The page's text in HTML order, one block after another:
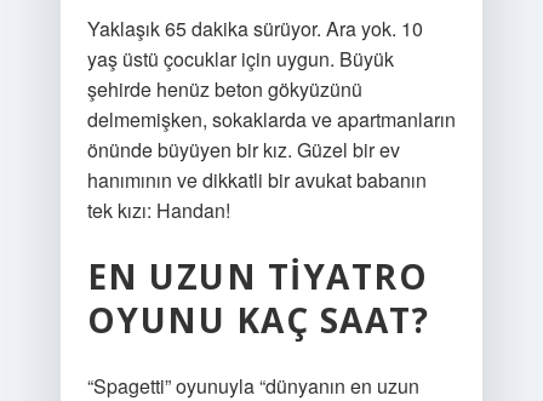
Yaklaşık 65 dakika sürüyor. Ara yok. 10
yaş üstü çocuklar için uygun. Büyük
şehirde henüz beton gökyüzünü
delmemişken, sokaklarda ve apartmanların
önünde büyüyen bir kız. Güzel bir ev
hanımının ve dikkatli bir avukat babanın
tek kızı: Handan!
EN UZUN TIYATRO
OYUNU KAÇ SAAT?
“Spagetti” oyunuyla “dünyanın en uzun